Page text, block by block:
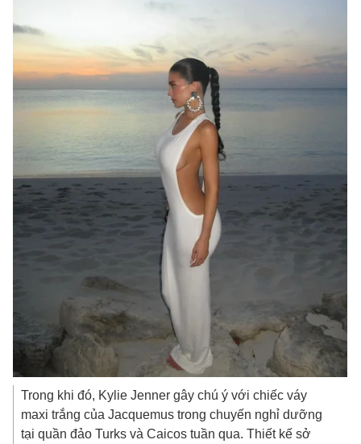
Trong khi đó, Kylie Jenner gây chú ý với chiếc váy
maxi trắng của Jacquemus trong chuyến nghỉ dưỡng
tại quần đảo Turks và Caicos tuần qua. Thiết kế sở